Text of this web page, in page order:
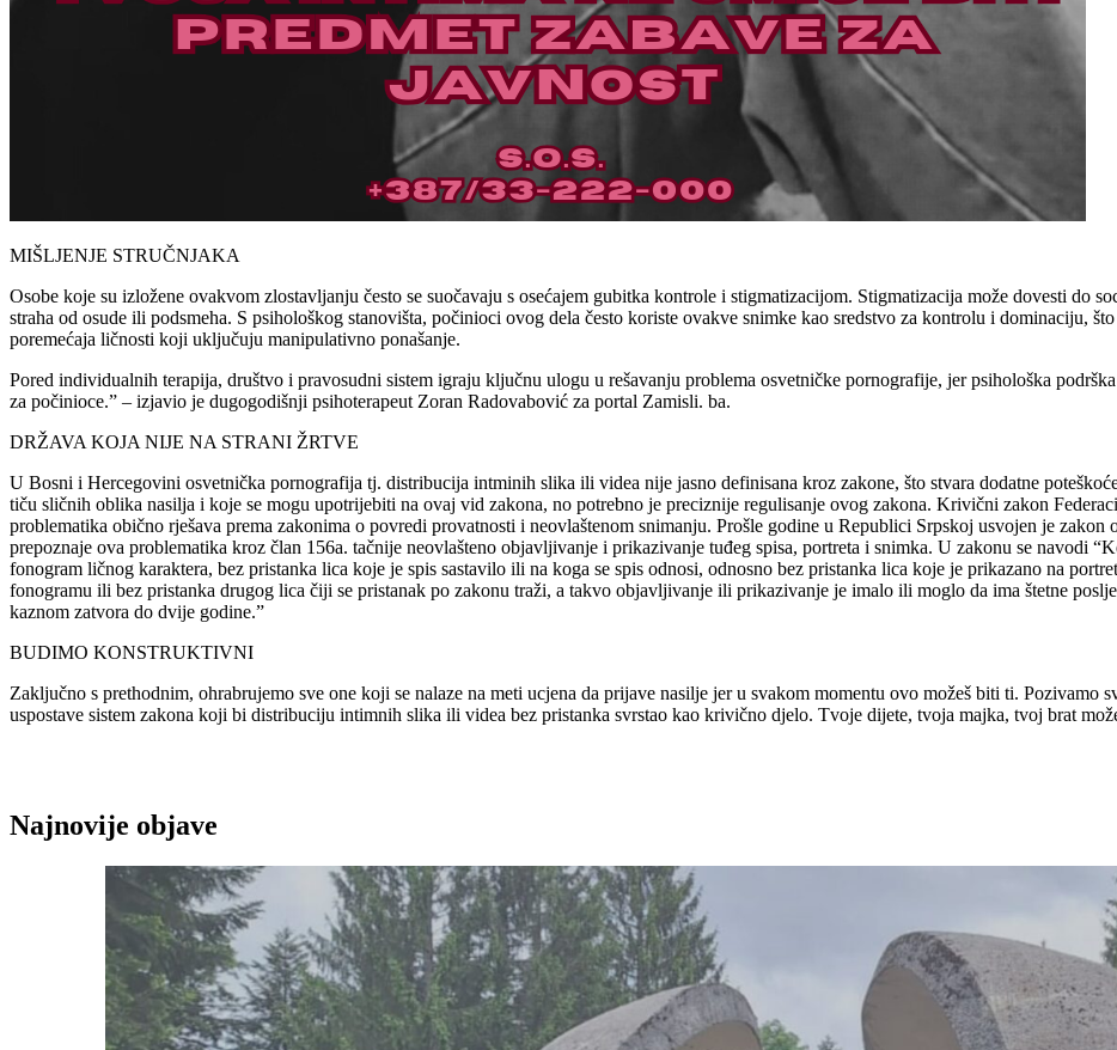
MIŠLJENJE STRUČNJAKA
Osobe koje su izložene ovakvom zlostavljanju često se suočavaju s osećajem gubitka kontrole i stigmatizacijom. Stigmatizacija može dovesti do
straha od osude ili podsmeha. S psihološkog stanovišta, počinioci ovog dela često koriste ovakve snimke kao sredstvo za kontrolu i dominaciju,
poremećaja ličnosti koji uključuju manipulativno ponašanje.
Pored individualnih terapija, društvo i pravosudni sistem igraju ključnu ulogu u rešavanju problema osvetničke pornografije, jer psihološka
za počinioce.” – izjavio je dugogodišnji psihoterapeut Zoran Radovabović za portal Zamisli. ba.
DRŽAVA KOJA NIJE NA STRANI ŽRTVE
U Bosni i Hercegovini osvetnička pornografija tj. distribucija intminih slika ili videa nije jasno definisana kroz zakone, što stvara dodatne
tiču sličnih oblika nasilja i koje se mogu upotrijebiti na ovaj vid zakona, no potrebno je preciznije regulisanje ovog zakona. Krivični zakon
problematika obično rješava prema zakonima o povredi provatnosti i neovlaštenom snimanju. Prošle godine u Republici Srpskoj usvojen je
prepoznaje ova problematika kroz član 156a. tačnije neovlašteno objavljivanje i prikazivanje tuđeg spisa, portreta i snimka. U zakonu se navodi
fonogram ličnog karaktera, bez pristanka lica koje je spis sastavilo ili na koga se spis odnosi, odnosno bez pristanka lica koje je prikazano na
fonogramu ili bez pristanka drugog lica čiji se pristanak po zakonu traži, a takvo objavljivanje ili prikazivanje je imalo ili moglo da ima štetne
kaznom zatvora do dvije godine.”
BUDIMO KONSTRUKTIVNI
Zaključno s prethodnim, ohrabrujemo sve one koji se nalaze na meti ucjena da prijave nasilje jer u svakom momentu ovo možeš biti ti. Pozivamo
uspostave sistem zakona koji bi distribuciju intimnih slika ili videa bez pristanka svrstao kao krivično djelo. Tvoje dijete, tvoja majka, tvoj brat
Najnovije objave